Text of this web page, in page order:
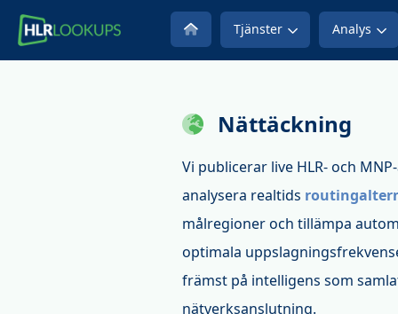
Tjänster Analys
Nättäckning
Vi publicerar live HLR- och
analysera realtids
målregioner och tillämpa
optimala
främst på intelligens som
nätverksanslutning.